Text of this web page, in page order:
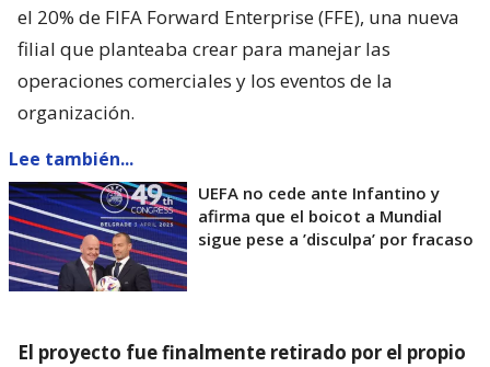
el 20% de FIFA Forward Enterprise (FFE), una nueva
filial que planteaba crear para manejar las
operaciones comerciales y los eventos de la
organización.
Lee también...
UEFA no cede ante Infantino y
afirma que el boicot a Mundial
sigue pese a ’disculpa’ por fracaso
El proyecto fue finalmente retirado por el propio